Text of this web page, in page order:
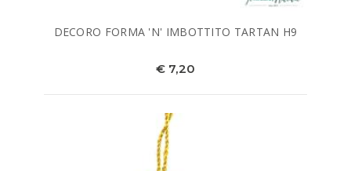
DECORO FORMA 'N' IMBOTTITO TARTAN H9
€ 7,20